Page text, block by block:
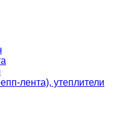
лента), утеплители